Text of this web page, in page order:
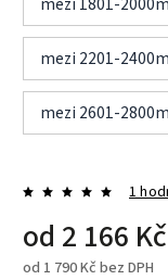
mezi 2201-
mezi 2601-
1
od 2 166 Kč
od 1 790 Kč bez DPH